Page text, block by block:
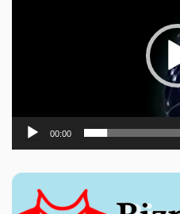
00:00